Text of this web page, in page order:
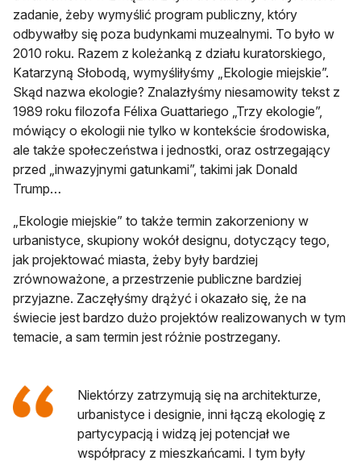
zadanie, żeby wymyślić program publiczny, który
odbywałby się poza budynkami muzealnymi. To było w
2010 roku. Razem z koleżanką z działu kuratorskiego,
Katarzyną Słobodą, wymyśliłyśmy „Ekologie miejskie”.
Skąd nazwa ekologie? Znalazłyśmy niesamowity tekst z
1989 roku filozofa Félixa Guattariego „Trzy ekologie”,
mówiący o ekologii nie tylko w kontekście środowiska,
ale także społeczeństwa i jednostki, oraz ostrzegający
przed „inwazyjnymi gatunkami”, takimi jak Donald
Trump…
„Ekologie miejskie” to także termin zakorzeniony w
urbanistyce, skupiony wokół designu, dotyczący tego,
jak projektować miasta, żeby były bardziej
zrównoważone, a przestrzenie publiczne bardziej
przyjazne. Zaczęłyśmy drążyć i okazało się, że na
świecie jest bardzo dużo projektów realizowanych w tym
temacie, a sam termin jest różnie postrzegany.
Niektórzy zatrzymują się na architekturze,
urbanistyce i designie, inni łączą ekologię z
partycypacją i widzą jej potencjał we
współpracy z mieszkańcami. I tym były